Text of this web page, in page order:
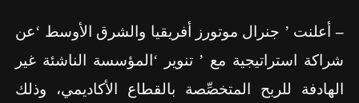
– أعلنت ’ جنرال موتورز أفريقيا والشرق الأوسط ‘عن
شراكة استراتيجية مع ’ تنوير ‘المؤسسة الناشئة غير
الهادفة للربح
المتخصِّصة بالقطاع الأكاديمي، وذلك